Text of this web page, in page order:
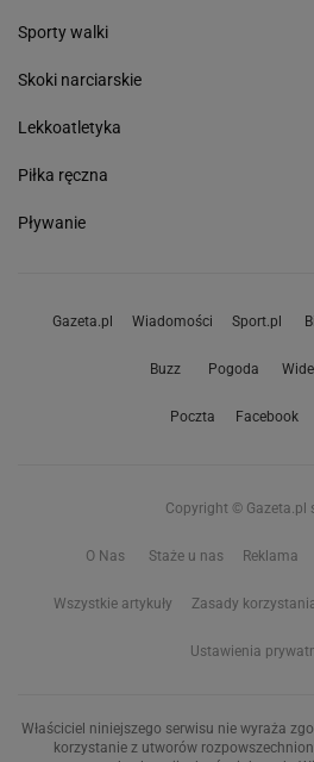
Sporty walki
Skoki narciarskie
Lekkoatletyka
Piłka ręczna
Pływanie
Gazeta.pl Wiadomości Sport.pl
Buzz Pogoda
Poczta Facebook
Copyright © Gazeta.pl
O Nas Staże u nas Reklama
Wszystkie artykuły Zasady
Ustawienia
Właściciel niniejszego serwisu nie wyraża
korzystanie z utworów